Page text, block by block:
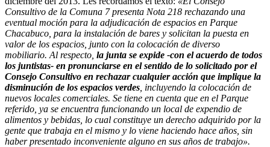
Consultivo de la Comuna 7 presenta Nota 218 rechazando una
eventual moción para la adjudicación de espacios en Parque
Chacabuco, para la instalación de bares y solicitan la puesta en
valor de los espacios, junto con la colocación de diverso
mobiliario. Al respecto, la junta se expide -con el acuerdo de todos
los juntistas- en pronunciarse en el sentido de lo solicitado por el
Consejo Consultivo en rechazar cualquier acción que implique la
disminución de los espacios verdes , incluyendo la colocación de
nuevos locales comerciales. Se tiene en cuenta que en el Parque
referido, ya se encuentra funcionando un local de expendio de
alimentos y bebidas, lo cual constituye un derecho adquirido por la
gente que trabaja en el mismo y lo viene haciendo hace años, sin
haber presentado inconveniente alguno en sus años de trabajo».